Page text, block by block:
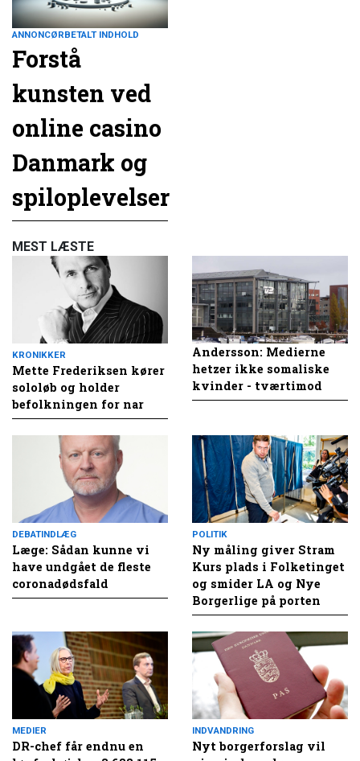
ANNONCØRBETALT INDHOLD
Forstå
kunsten ved
online casino
Danmark og
spiloplevelser
MEST LÆSTE
KRONIKKER
Mette Frederiksen kører
sololøb og holder
befolkningen for nar
Andersson: Medierne
hetzer ikke somaliske
kvinder - tværtimod
DEBATINDLÆG
Læge: Sådan kunne vi
have undgået de fleste
coronadødsfald
POLITIK
Ny måling giver Stram
Kurs plads i Folketinget
og smider LA og Nye
Borgerlige på porten
MEDIER
DR-chef får endnu en
INDVANDRING
Nyt borgerforslag vil